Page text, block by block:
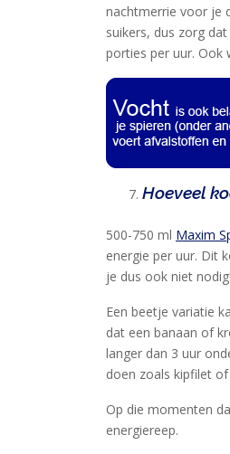
nachtmerrie voor je
suikers, dus zorg
porties per uur. Ook
Hoeveel
500-750 ml Maxim
energie per uur. Dit
je dus ook niet
Een beetje variatie
dat een banaan of
langer dan 3 uur
doen zoals kipfilet
Op die momenten
energiereep.